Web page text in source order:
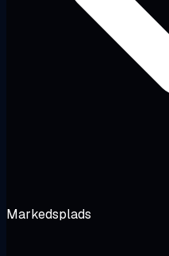
Markedsplads